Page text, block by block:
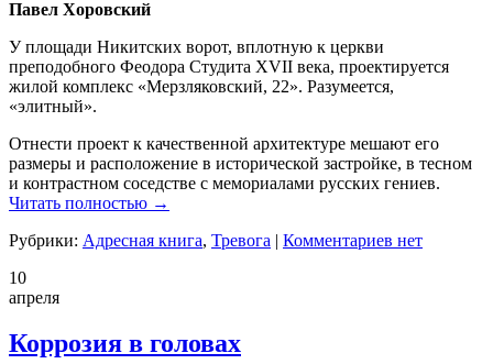
Павел Хоровский
У площади Никитских ворот, вплотную к церкви
преподобного Феодора Студита XVII века, проектируется
жилой комплекс «Мерзляковский, 22». Разумеется,
«элитный».
Отнести проект к качественной архитектуре мешают его
размеры и расположение в исторической застройке, в тесном
и контрастном соседстве с мемориалами русских гениев.
Читать полностью →
Рубрики: Адресная книга, Тревога | Комментариев нет
10
апреля
Коррозия в головах